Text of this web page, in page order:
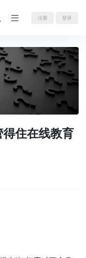
注册 登录
住在线教育